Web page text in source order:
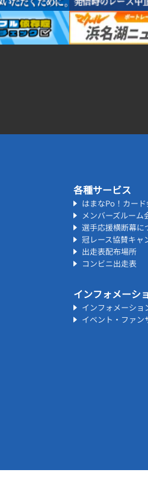
各種サービス
はまなPo！カード
メンバーズルーム
選手応援横断幕に
冠レース協賛キャ
出走表配布場所
コンビニ出走表
インフォメーシ
インフォメーショ
イベント・ファン